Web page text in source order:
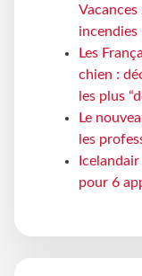
incendies
Les
chien :
les plus
Le
les
pour 6